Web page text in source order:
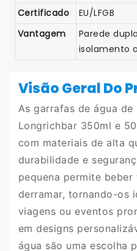
Certificado
EU/LFGB
Vantagem
Parede
isolamento
Visão Geral Do
As garrafas de água de
Longrichbar 350ml e
com materiais de alta
durabilidade e
pequena permite beber
derramar, tornando-os
viagens ou eventos
em designs
água são uma escolha